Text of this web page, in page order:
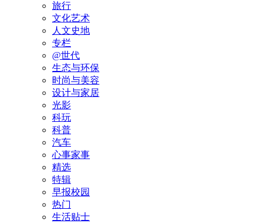
旅行
文化艺术
人文史地
专栏
@世代
生态与环保
时尚与美容
设计与家居
光影
科玩
科普
汽车
心事家事
精选
特辑
早报校园
热门
生活贴士